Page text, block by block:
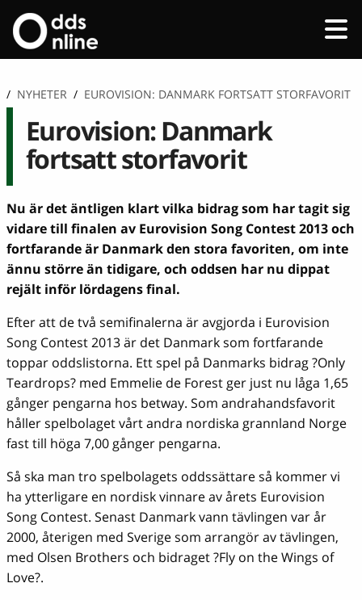
/ NYHETER / EUROVISION: DANMARK FORTSATT STORFAVORIT
Eurovision: Danmark
fortsatt storfavorit
Nu är det äntligen klart vilka bidrag som har tagit sig
vidare till finalen av Eurovision Song Contest 2013 och
fortfarande är Danmark den stora favoriten, om inte
ännu större än tidigare, och oddsen har nu dippat
rejält inför lördagens final.
Efter att de två semifinalerna är avgjorda i Eurovision
Song Contest 2013 är det Danmark som fortfarande
toppar oddslistorna. Ett spel på Danmarks bidrag ?Only
Teardrops? med Emmelie de Forest ger just nu låga 1,65
gånger pengarna hos betway. Som andrahandsfavorit
håller spelbolaget vårt andra nordiska grannland Norge
fast till höga 7,00 gånger pengarna.
Så ska man tro spelbolagets oddssättare så kommer vi
ha ytterligare en nordisk vinnare av årets Eurovision
Song Contest. Senast Danmark vann tävlingen var år
2000, återigen med Sverige som arrangör av tävlingen,
med Olsen Brothers och bidraget ?Fly on the Wings of
Love?.